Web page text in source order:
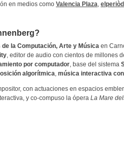
en medios como Valencia Plaza,
la Computación, Arte y Música en
, editor de audio con cientos de millones
por computador, base del sistema
algorítmica, música interactiva
con actuaciones en espacios
y co-compuso la ópera La Mare